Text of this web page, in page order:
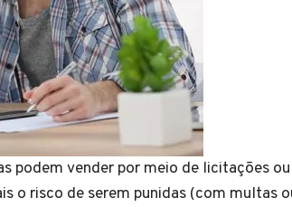
podem vender por meio de licitações ou
o risco de serem punidas (com multas